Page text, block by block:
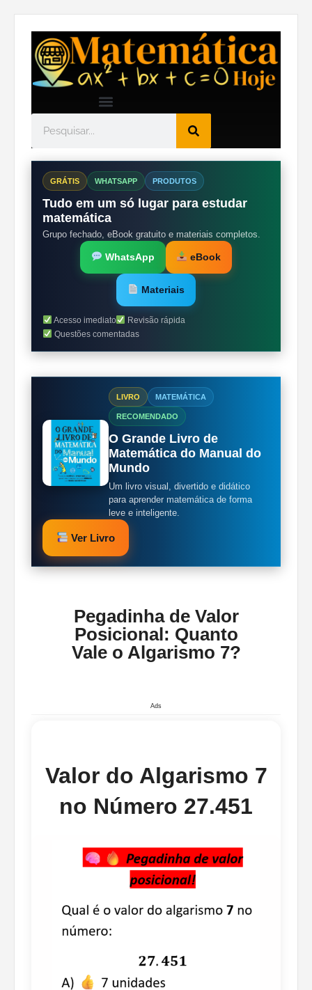
GRÁTIS WHATSAPP PRODUTOS
Tudo em um só lugar para estudar
matemática
Grupo fechado, eBook gratuito e materiais completos.
WhatsApp eBook
Materiais
Acesso imediato
Revisão rápida
Questões comentadas
LIVRO MATEMÁTICA
RECOMENDADO
O Grande Livro de
Matemática do Manual do
Mundo
Um livro visual, divertido e didático
para aprender matemática de forma
leve e inteligente.
Ver Livro
Pegadinha de Valor
Posicional: Quanto
Vale o Algarismo 7?
Ads
Valor do Algarismo 7
no Número 27.451